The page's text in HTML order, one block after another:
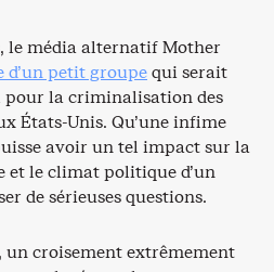
le média alternatif Mother
d’un petit groupequi serait
la criminalisation des
États-Unis. Qu’une infime
avoir un tel impact sur la
et le climat politique d’un
de sérieuses questions.
un croisement extrêmement